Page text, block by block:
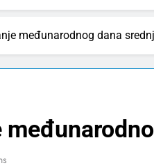
međunarodnog dana